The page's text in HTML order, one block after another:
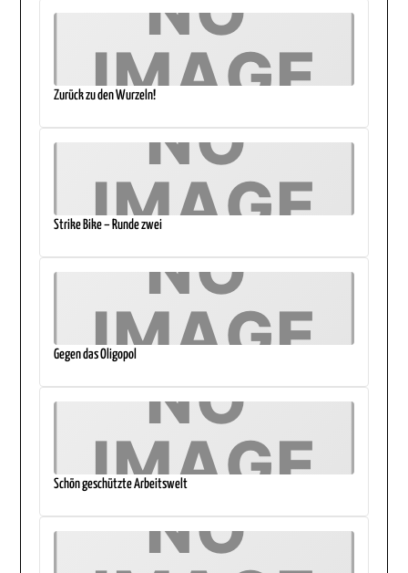
Zurück zu den Wurzeln!
Strike Bike – Runde zwei
Gegen das Oligopol
Schön geschützte Arbeitswelt